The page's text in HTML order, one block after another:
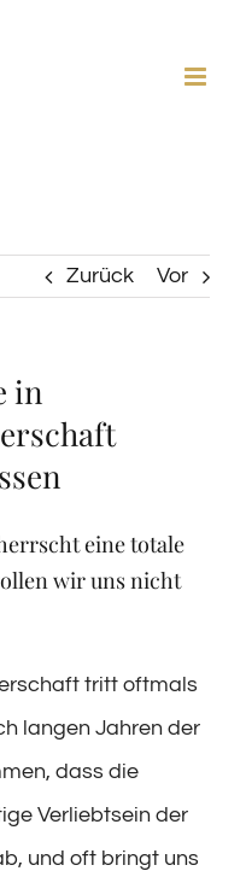
Zurück Vor
in
eine totale
wir uns nicht
tritt oftmals
langen Jahren der
dass die
Verliebtsein der
und oft bringt uns